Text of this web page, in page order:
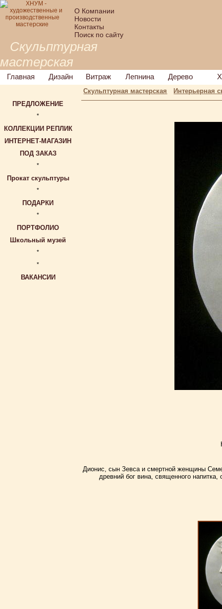
О Компании
Новости
Контакты
Поиск по сайту
Скульптурная
мастерская
Главная Дизайн Витраж Лепнина Дерево
Скульптурная мастерская
Интерьерная
ПРЕДЛОЖЕНИЕ
*
КОЛЛЕКЦИИ РЕПЛИК
ИНТЕРНЕТ-МАГАЗИН
ПОД ЗАКАЗ
*
Прокат скульптуры
*
ПОДАРКИ
*
ПОРТФОЛИО
Школьный музей
*
*
ВАКАНСИИ
Дионис, сын Зевса и смертной женщины
древний бог вина, священного напитка,